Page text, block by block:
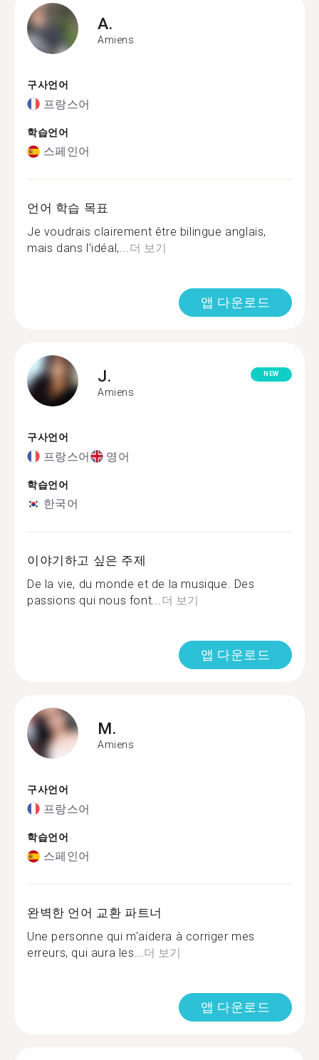
A.
Amiens
구사언어
프랑스어
학습언어
스페인어
언어 학습 목표
Je voudrais clairement être bilingue anglais,
mais dans l’idéal,...더 보기
앱 다운로드
J.
Amiens
NEW
구사언어
프랑스어 영어
학습언어
한국어
이야기하고 싶은 주제
De la vie, du monde et de la musique. Des
passions qui nous font...더 보기
앱 다운로드
M.
Amiens
구사언어
프랑스어
학습언어
스페인어
완벽한 언어 교환 파트너
Une personne qui m'aidera à corriger mes
erreurs, qui aura les...더 보기
앱 다운로드